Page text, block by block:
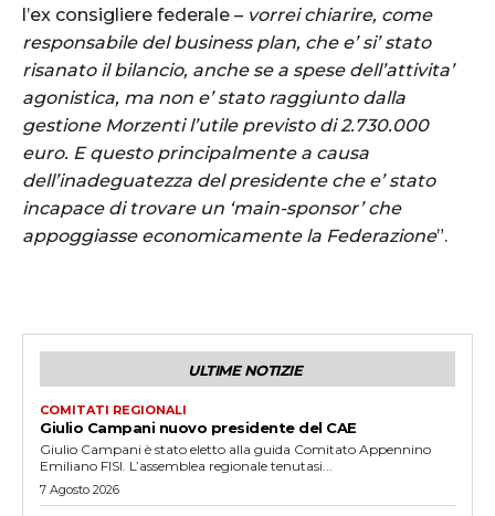
l’ex consigliere federale – vorrei chiarire, come
responsabile del business plan, che e’ si’ stato
risanato il bilancio, anche se a spese dell’attivita’
agonistica, ma non e’ stato raggiunto dalla
gestione Morzenti l’utile previsto di 2.730.000
euro. E questo principalmente a causa
dell’inadeguatezza del presidente che e’ stato
incapace di trovare un ‘main-sponsor’ che
appoggiasse economicamente la Federazione”.
ULTIME NOTIZIE
COMITATI REGIONALI
Giulio Campani nuovo presidente del CAE
Giulio Campani è stato eletto alla guida Comitato Appennino
Emiliano FISI. L’assemblea regionale tenutasi...
7 Agosto 2026